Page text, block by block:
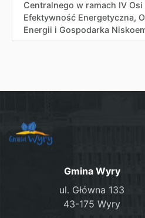
Centralnego w ramach IV
Efektywność Energetyczna,
Energii i Gospodarka
Gmina Wyry
ul. Główna 133
43-175 Wyry